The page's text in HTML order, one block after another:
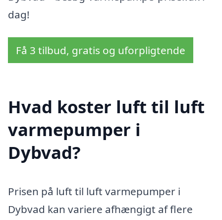
dag!
Få 3 tilbud, gratis og uforpligtende
Hvad koster luft til luft
varmepumper i
Dybvad?
Prisen på luft til luft varmepumper i
Dybvad kan variere afhængigt af flere